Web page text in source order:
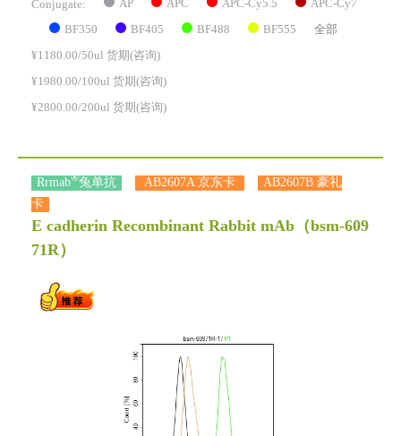
Conjugate: AP APC APC-Cy5.5 APC-Cy7
BF350 BF405 BF488 BF555 全部
¥1180.00/50ul 货期(咨询)
¥1980.00/100ul 货期(咨询)
¥2800.00/200ul 货期(咨询)
Rrmab®兔单抗 AB2607A 京东卡
AB2607B 豪礼
卡
E cadherin Recombinant Rabbit mAb （bsm-609
71R）